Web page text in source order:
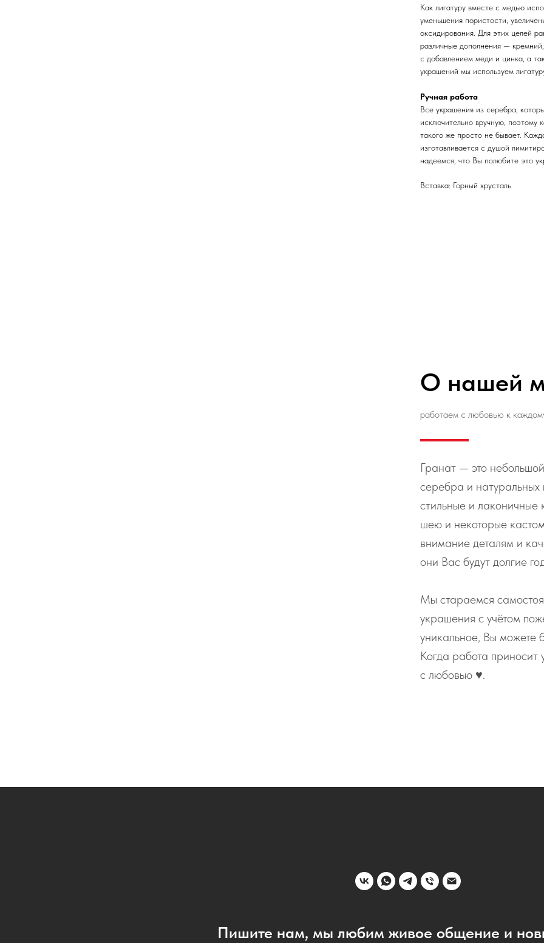
Как лигатуру вместе с медью
уменьшения пористости,
оксидирования. Для этих целей
различные дополнения —
с добавлением меди и цинка, а
украшений мы используем
Ручная работа
Все украшения из серебра,
исключительно вручную, поэтому
такого же просто не бывает.
изготавливается с душой
надеемся, что Вы полюбите это
Вставка: Горный хрусталь
О нашей
работаем с любовью к
Гранат — это
серебра и
стильные и лаконичные
шею и некоторые
внимание деталям и
они Вас будут долгие
Мы стараемся
украшения с учётом
уникальное, Вы можете
Когда работа
с любовью ♥️.
Пишите нам, мы любим живое общение и